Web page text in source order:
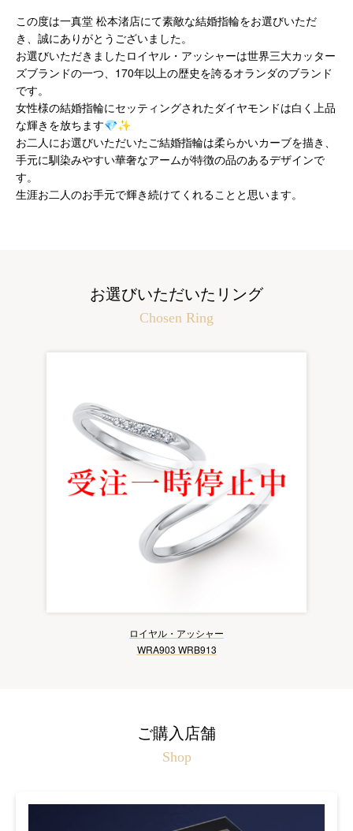
この度は一真堂 松本渚店にて素敵な結婚指輪をお選びいただ
き、誠にありがとうございました。
お選びいただきましたロイヤル・アッシャーは世界三大カッター
ズブランドの一つ、170年以上の歴史を誇るオランダのブランド
です。
女性様の結婚指輪にセッティングされたダイヤモンドは白く上品
な輝きを放ちます💎✨
お二人にお選びいただいたご結婚指輪は柔らかいカーブを描き、
手元に馴染みやすい華奢なアームが特徴の品のあるデザインで
す。
生涯お二人のお手元で輝き続けてくれることと思います。
お選びいただいたリング
Chosen Ring
ロイヤル・アッシャー
WRA903 WRB913
ご購入店舗
Shop